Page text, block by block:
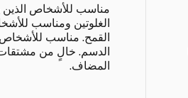
مناسب للأشخاص الذين
الغلوتين ومناسب
القمح. مناسب للأشخاص
الدسم. خالٍ من مشتقات
المضاف.